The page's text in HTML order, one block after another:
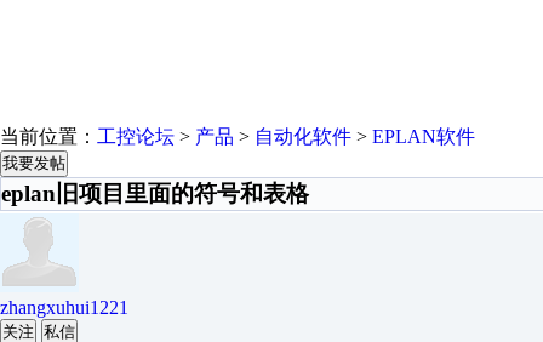
当前位置： 工控论坛 > 产品 > 自动化软件 > EPLAN软件
我要发帖
eplan旧项目里面的符号和表格
zhangxuhui1221
关注 私信